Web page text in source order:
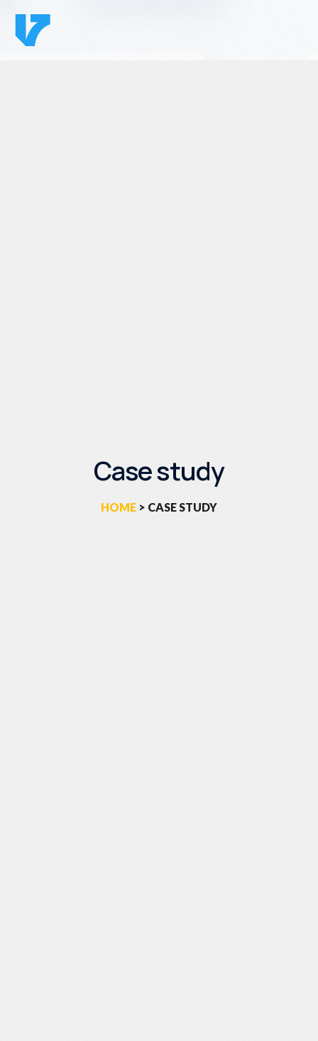
Case study
HOME > CASE STUDY